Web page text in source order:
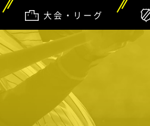
大会・リーグ